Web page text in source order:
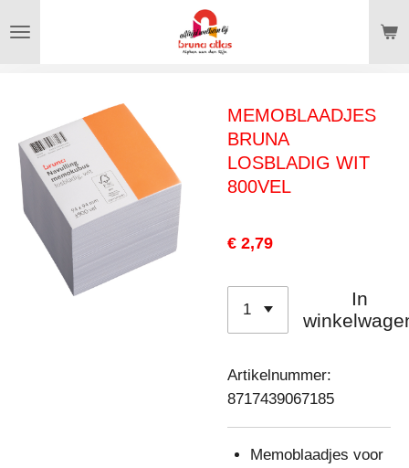
direct
hoofdinhoud
MEMOBLAADJES
BRUNA
LOSBLADIG WIT
800VEL
€ 2,79
In
Artikelnummer:
8717439067185
Memoblaadjes voor